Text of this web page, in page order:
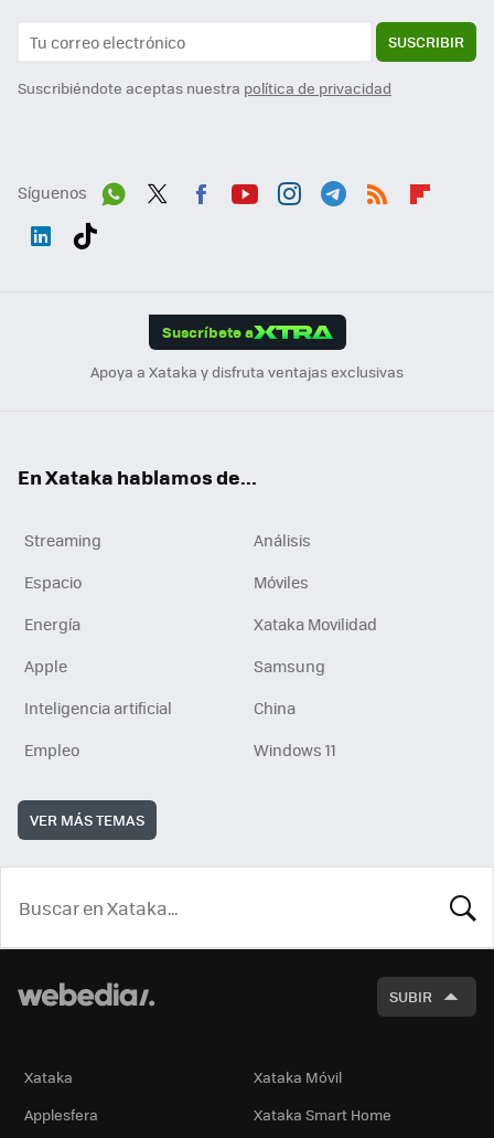
SUSCRIBIR
Suscribiéndote aceptas nuestra política de privacidad
Síguenos
Suscríbete a
Apoya a Xataka y disfruta ventajas exclusivas
En Xataka hablamos de...
Streaming
Análisis
Espacio
Móviles
Energía
Xataka Movilidad
Apple
Samsung
Inteligencia artificial
China
Empleo
Windows 11
VER MÁS TEMAS
SUBIR
Xataka
Xataka Móvil
Applesfera
Xataka Smart Home